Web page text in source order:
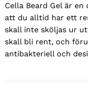
Cella Beard Gel är
att du alltid har ett
skall inte sköljas ur
skall bli rent, och
antibakteriell och